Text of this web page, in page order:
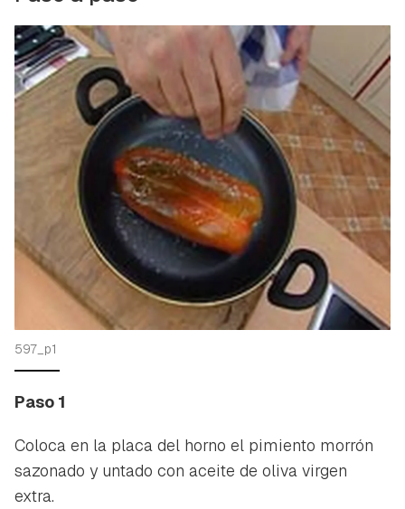
597_p1
Paso 1
Coloca en la placa del horno el pimiento morrón
sazonado y untado con aceite de oliva virgen
extra.